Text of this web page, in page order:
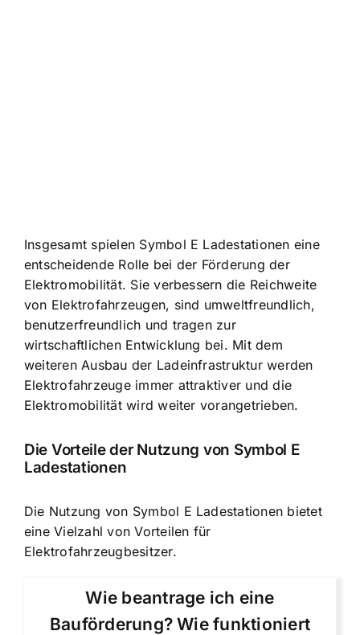
Insgesamt spielen Symbol E Ladestationen eine
entscheidende Rolle bei der Förderung der
Elektromobilität. Sie verbessern die Reichweite
von Elektrofahrzeugen, sind umweltfreundlich,
benutzerfreundlich und tragen zur
wirtschaftlichen Entwicklung bei. Mit dem
weiteren Ausbau der Ladeinfrastruktur werden
Elektrofahrzeuge immer attraktiver und die
Elektromobilität wird weiter vorangetrieben.
Die Vorteile der Nutzung von Symbol E
Ladestationen
Die Nutzung von Symbol E Ladestationen bietet
eine Vielzahl von Vorteilen für
Elektrofahrzeugbesitzer.
Wie beantrage ich eine
Bauförderung? Wie funktioniert